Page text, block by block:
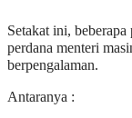
Setakat ini,
perdana menteri
berpengalaman.
Antaranya :